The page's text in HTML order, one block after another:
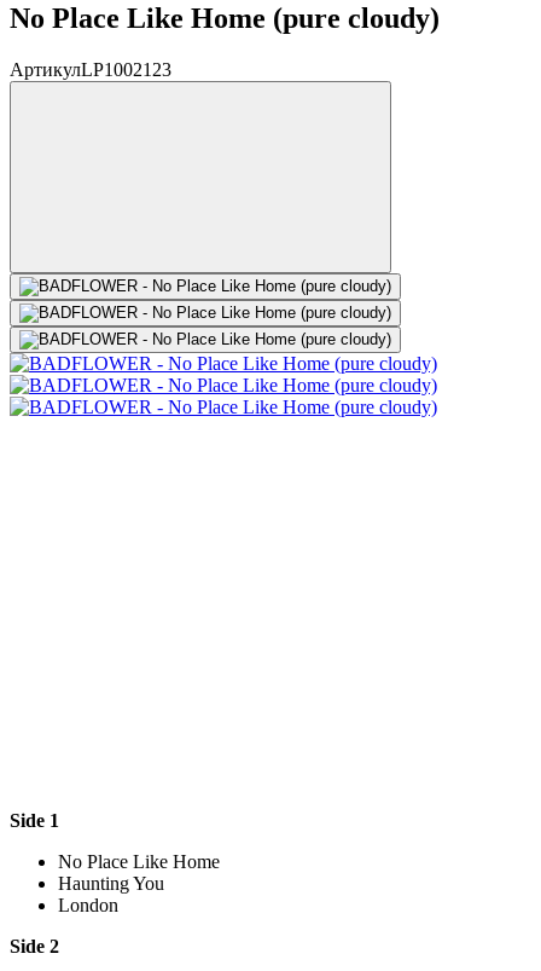
No Place Like Home (pure cloudy)
АртикулLP1002123
Side 1
No Place Like Home
Haunting You
London
Side 2